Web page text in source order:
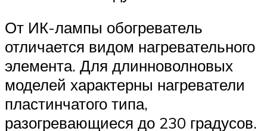
От ИК-лампы обогреватель
отличается видом нагревательного
элемента. Для длинноволновых
моделей характерны нагреватели
пластинчатого типа,
разогревающиеся до 230 градусов.